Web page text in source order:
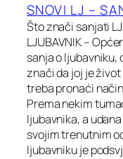
SNOVI LJ –
Što znači sanjati
LJUBAVNIK –
sanja o ljubavniku,
znači da joj je
treba pronaći
Prema nekim
ljubavnika, a
svojim trenutnim
ljubavniku je